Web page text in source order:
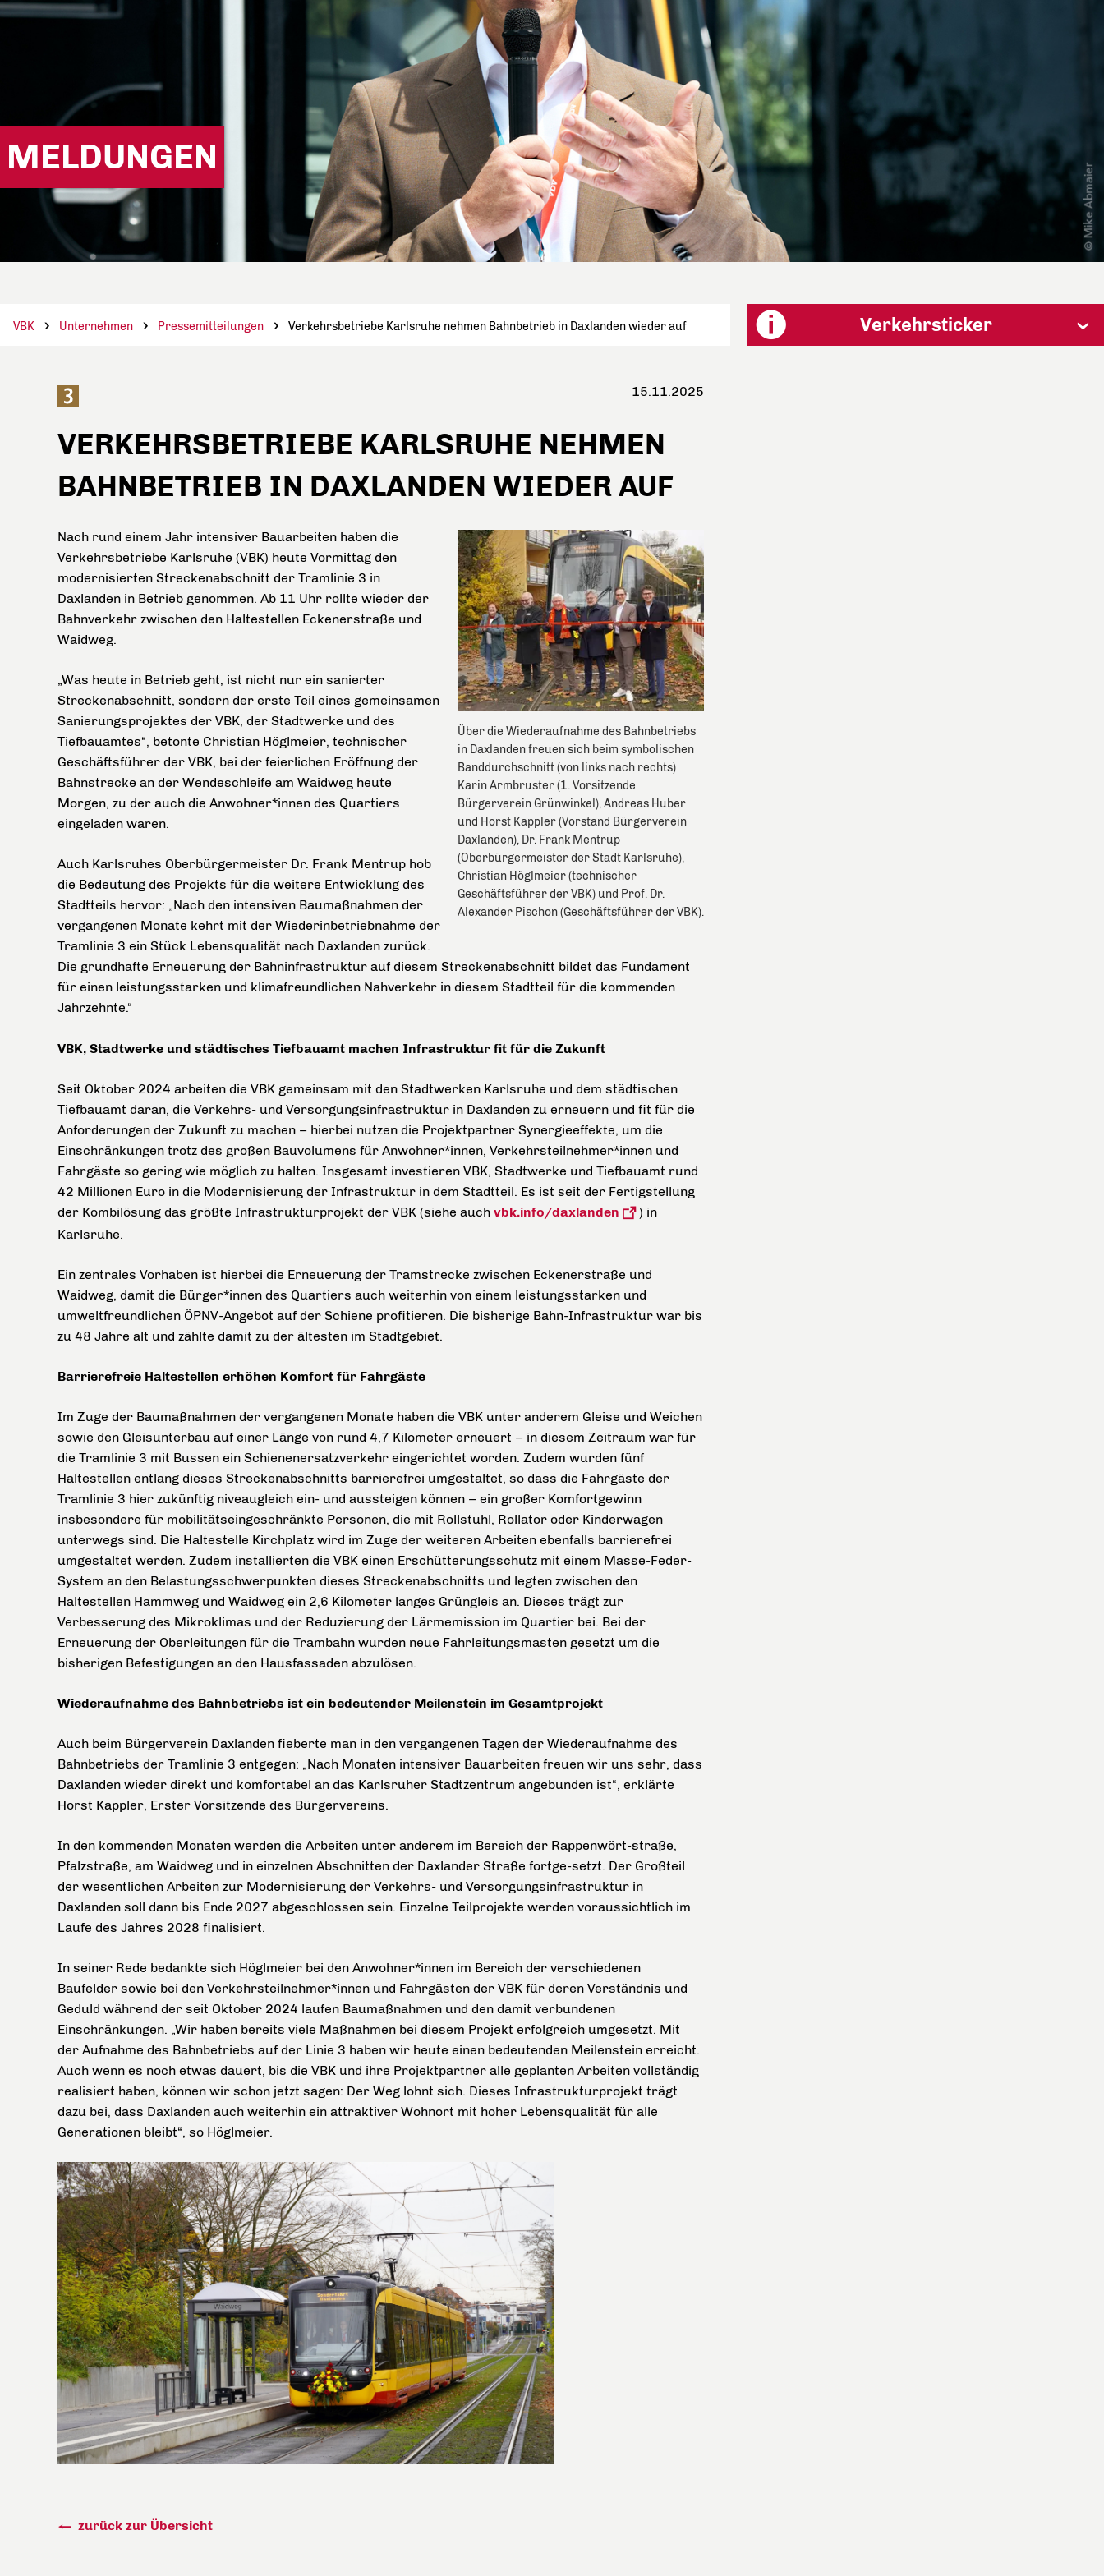
MELDUNGEN
VBK Unternehmen Pressemitteilungen Verkehrsbetriebe Karlsruhe nehmen Bahnbetrieb in Daxlanden wieder auf
15.11.2025
VERKEHRSBETRIEBE KARLSRUHE NEHMEN
BAHNBETRIEB IN DAXLANDEN WIEDER AUF
Über die Wiederaufnahme des Bahnbetriebs
in Daxlanden freuen sich beim symbolischen
Banddurchschnitt (von links nach rechts)
Karin Armbruster (1. Vorsitzende
Bürgerverein Grünwinkel), Andreas Huber
und Horst Kappler (Vorstand Bürgerverein
Daxlanden), Dr. Frank Mentrup
(Oberbürgermeister der Stadt Karlsruhe),
Christian Höglmeier (technischer
Geschäftsführer der VBK) und Prof. Dr.
Alexander Pischon (Geschäftsführer der VBK).
Nach rund einem Jahr intensiver Bauarbeiten haben die
Verkehrsbetriebe Karlsruhe (VBK) heute Vormittag den
modernisierten Streckenabschnitt der Tramlinie 3 in
Daxlanden in Betrieb genommen. Ab 11 Uhr rollte wieder der
Bahnverkehr zwischen den Haltestellen Eckenerstraße und
Waidweg.
„Was heute in Betrieb geht, ist nicht nur ein sanierter
Streckenabschnitt, sondern der erste Teil eines gemeinsamen
Sanierungsprojektes der VBK, der Stadtwerke und des
Tiefbauamtes“, betonte Christian Höglmeier, technischer
Geschäftsführer der VBK, bei der feierlichen Eröffnung der
Bahnstrecke an der Wendeschleife am Waidweg heute
Morgen, zu der auch die Anwohner*innen des Quartiers
eingeladen waren.
Auch Karlsruhes Oberbürgermeister Dr. Frank Mentrup hob
die Bedeutung des Projekts für die weitere Entwicklung des
Stadtteils hervor: „Nach den intensiven Baumaßnahmen der
vergangenen Monate kehrt mit der Wiederinbetriebnahme der
Tramlinie 3 ein Stück Lebensqualität nach Daxlanden zurück.
Die grundhafte Erneuerung der Bahninfrastruktur auf diesem Streckenabschnitt bildet das Fundament
für einen leistungsstarken und klimafreundlichen Nahverkehr in diesem Stadtteil für die kommenden
Jahrzehnte.“
VBK, Stadtwerke und städtisches Tiefbauamt machen Infrastruktur fit für die Zukunft
Seit Oktober 2024 arbeiten die VBK gemeinsam mit den Stadtwerken Karlsruhe und dem städtischen
Tiefbauamt daran, die Verkehrs- und Versorgungsinfrastruktur in Daxlanden zu erneuern und fit für die
Anforderungen der Zukunft zu machen – hierbei nutzen die Projektpartner Synergieeffekte, um die
Einschränkungen trotz des großen Bauvolumens für Anwohner*innen, Verkehrsteilnehmer*innen und
Fahrgäste so gering wie möglich zu halten. Insgesamt investieren VBK, Stadtwerke und Tiefbauamt rund
42 Millionen Euro in die Modernisierung der Infrastruktur in dem Stadtteil. Es ist seit der Fertigstellung
der Kombilösung das größte Infrastrukturprojekt der VBK (siehe auch vbk.info/daxlanden
) in
Karlsruhe.
Ein zentrales Vorhaben ist hierbei die Erneuerung der Tramstrecke zwischen Eckenerstraße und
Waidweg, damit die Bürger*innen des Quartiers auch weiterhin von einem leistungsstarken und
umweltfreundlichen ÖPNV-Angebot auf der Schiene profitieren. Die bisherige Bahn-Infrastruktur war bis
zu 48 Jahre alt und zählte damit zu der ältesten im Stadtgebiet.
Barrierefreie Haltestellen erhöhen Komfort für Fahrgäste
Im Zuge der Baumaßnahmen der vergangenen Monate haben die VBK unter anderem Gleise und Weichen
sowie den Gleisunterbau auf einer Länge von rund 4,7 Kilometer erneuert – in diesem Zeitraum war für
die Tramlinie 3 mit Bussen ein Schienenersatzverkehr eingerichtet worden. Zudem wurden fünf
Haltestellen entlang dieses Streckenabschnitts barrierefrei umgestaltet, so dass die Fahrgäste der
Tramlinie 3 hier zukünftig niveaugleich ein- und aussteigen können – ein großer Komfortgewinn
insbesondere für mobilitätseingeschränkte Personen, die mit Rollstuhl, Rollator oder Kinderwagen
unterwegs sind. Die Haltestelle Kirchplatz wird im Zuge der weiteren Arbeiten ebenfalls barrierefrei
umgestaltet werden. Zudem installierten die VBK einen Erschütterungsschutz mit einem Masse-Feder-
System an den Belastungsschwerpunkten dieses Streckenabschnitts und legten zwischen den
Haltestellen Hammweg und Waidweg ein 2,6 Kilometer langes Grüngleis an. Dieses trägt zur
Verbesserung des Mikroklimas und der Reduzierung der Lärmemission im Quartier bei. Bei der
Erneuerung der Oberleitungen für die Trambahn wurden neue Fahrleitungsmasten gesetzt um die
bisherigen Befestigungen an den Hausfassaden abzulösen.
Wiederaufnahme des Bahnbetriebs ist ein bedeutender Meilenstein im Gesamtprojekt
Auch beim Bürgerverein Daxlanden fieberte man in den vergangenen Tagen der Wiederaufnahme des
Bahnbetriebs der Tramlinie 3 entgegen: „Nach Monaten intensiver Bauarbeiten freuen wir uns sehr, dass
Daxlanden wieder direkt und komfortabel an das Karlsruher Stadtzentrum angebunden ist“, erklärte
Horst Kappler, Erster Vorsitzende des Bürgervereins.
In den kommenden Monaten werden die Arbeiten unter anderem im Bereich der Rappenwört-straße,
Pfalzstraße, am Waidweg und in einzelnen Abschnitten der Daxlander Straße fortge-setzt. Der Großteil
der wesentlichen Arbeiten zur Modernisierung der Verkehrs- und Versorgungsinfrastruktur in
Daxlanden soll dann bis Ende 2027 abgeschlossen sein. Einzelne Teilprojekte werden voraussichtlich im
Laufe des Jahres 2028 finalisiert.
In seiner Rede bedankte sich Höglmeier bei den Anwohner*innen im Bereich der verschiedenen
Baufelder sowie bei den Verkehrsteilnehmer*innen und Fahrgästen der VBK für deren Verständnis und
Geduld während der seit Oktober 2024 laufen Baumaßnahmen und den damit verbundenen
Einschränkungen. „Wir haben bereits viele Maßnahmen bei diesem Projekt erfolgreich umgesetzt. Mit
der Aufnahme des Bahnbetriebs auf der Linie 3 haben wir heute einen bedeutenden Meilenstein erreicht.
Auch wenn es noch etwas dauert, bis die VBK und ihre Projektpartner alle geplanten Arbeiten vollständig
realisiert haben, können wir schon jetzt sagen: Der Weg lohnt sich. Dieses Infrastrukturprojekt trägt
dazu bei, dass Daxlanden auch weiterhin ein attraktiver Wohnort mit hoher Lebensqualität für alle
Generationen bleibt“, so Höglmeier.
zurück zur Übersicht
Verkehrsticker